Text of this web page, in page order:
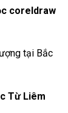
coreldraw
Từ Liêm